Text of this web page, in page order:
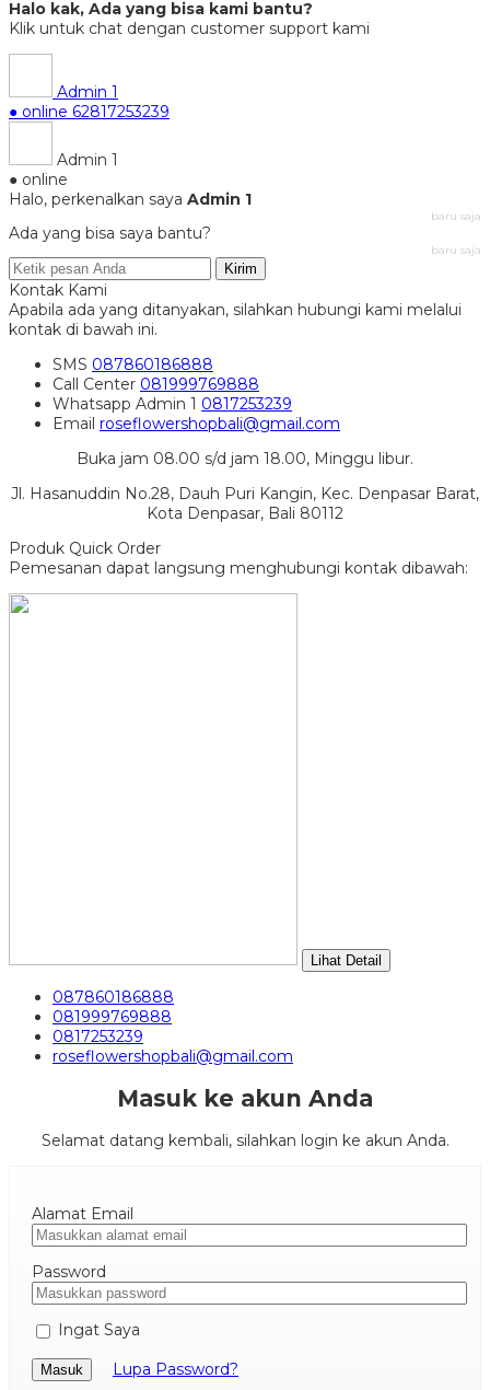
Halo kak, Ada yang bisa kami bantu?
Klik untuk chat dengan customer support kami
Admin 1
● online 62817253239
Admin 1
● online
Halo, perkenalkan saya Admin 1
baru saja
Ada yang bisa saya bantu?
baru saja
Kirim
Kontak Kami
Apabila ada yang ditanyakan, silahkan hubungi kami melalui
kontak di bawah ini.
SMS 087860186888
Call Center 081999769888
Whatsapp Admin 1 0817253239
Email roseflowershopbali@gmail.com
Buka jam 08.00 s/d jam 18.00, Minggu libur.
Jl. Hasanuddin No.28, Dauh Puri Kangin, Kec. Denpasar Barat,
Kota Denpasar, Bali 80112
Produk Quick Order
Pemesanan dapat langsung menghubungi kontak dibawah:
Lihat Detail
087860186888
081999769888
0817253239
roseflowershopbali@gmail.com
Masuk ke akun Anda
Selamat datang kembali, silahkan login ke akun Anda.
Alamat Email
Password
Ingat Saya
Masuk Lupa Password?